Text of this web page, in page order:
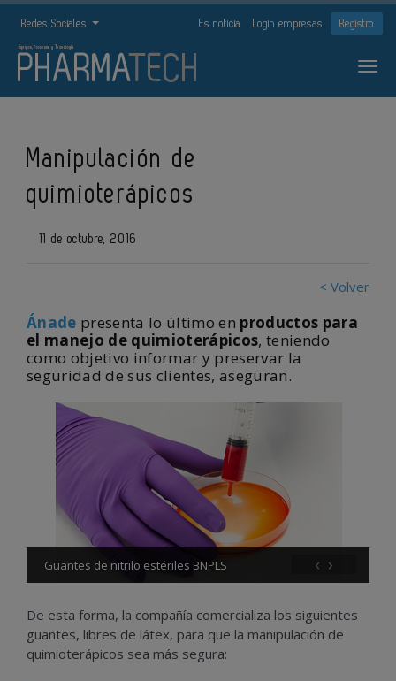
Redes Sociales Es noticia Login empresas Registro
Manipulación de
quimioterápicos
11 de octubre, 2016
< Volver
Ánade presenta lo último en productos para
el manejo de quimioterápicos, teniendo
como objetivo informar y preservar la
seguridad de sus clientes, aseguran.
Guantes de nitrilo estériles BNPLS ‹ ›
De esta forma, la compañía comercializa los siguientes
guantes, libres de látex, para que la manipulación de
quimioterápicos sea más segura: